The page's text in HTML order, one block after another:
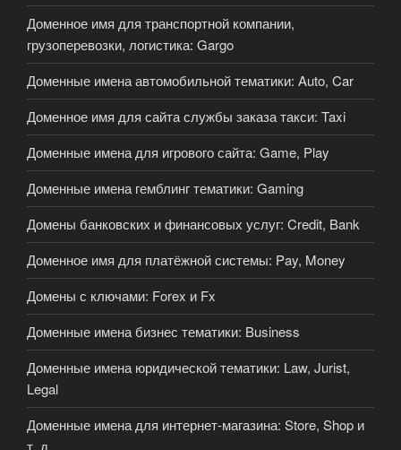
Доменное имя для транспортной компании,
грузоперевозки, логистика: Gargo
Доменные имена автомобильной тематики: Auto, Car
Доменное имя для сайта службы заказа такси: Taxi
Доменные имена для игрового сайта: Game, Play
Доменные имена гемблинг тематики: Gaming
Домены банковских и финансовых услуг: Credit, Bank
Доменное имя для платёжной системы: Pay, Money
Домены с ключами: Forex и Fx
Доменные имена бизнес тематики: Business
Доменные имена юридической тематики: Law, Jurist,
Legal
Доменные имена для интернет-магазина: Store, Shop и
т. д.